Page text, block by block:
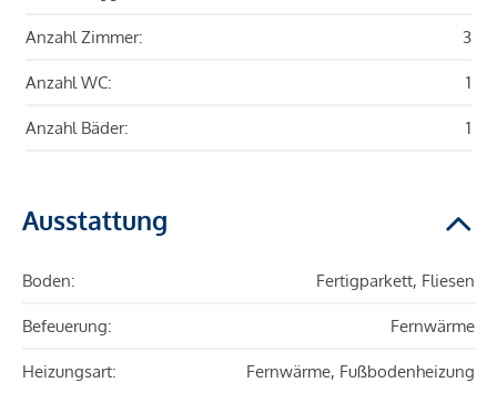
Anzahl Zimmer: 3
Anzahl WC: 1
Anzahl Bäder: 1
Ausstattung
Boden: Fertigparkett, Fliesen
Befeuerung: Fernwärme
Heizungsart: Fernwärme, Fußbodenheizung